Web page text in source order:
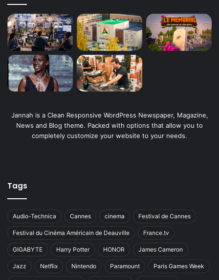
Jannah is a Clean Responsive WordPress Newspaper, Magazine,
News and Blog theme. Packed with options that allow you to
completely customize your website to your needs.
Tags
Audio-Technica Cannes cinema Festival de Cannes
Festival du Cinéma Américain de Deauville France.tv
GIGABYTE Harry Potter HONOR James Cameron
Jazz Netflix Nintendo Paramount Paris Games Week